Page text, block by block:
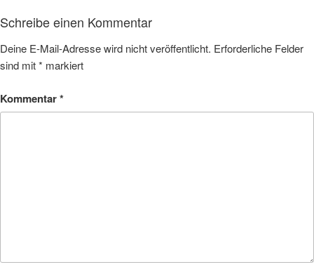
Schreibe einen Kommentar
Deine E-Mail-Adresse wird nicht veröffentlicht. Erforderliche Felder
sind mit* markiert
Kommentar*